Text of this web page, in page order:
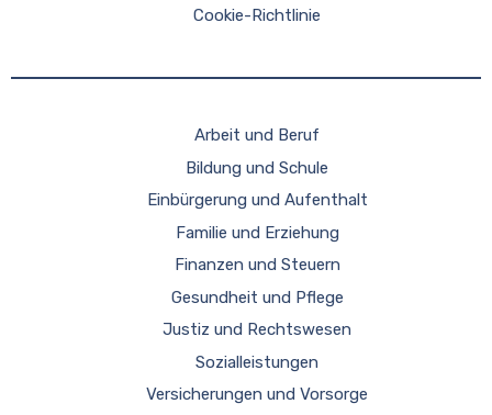
Cookie-Richtlinie
Arbeit und Beruf
Bildung und Schule
Einbürgerung und Aufenthalt
Familie und Erziehung
Finanzen und Steuern
Gesundheit und Pflege
Justiz und Rechtswesen
Sozialleistungen
Versicherungen und Vorsorge